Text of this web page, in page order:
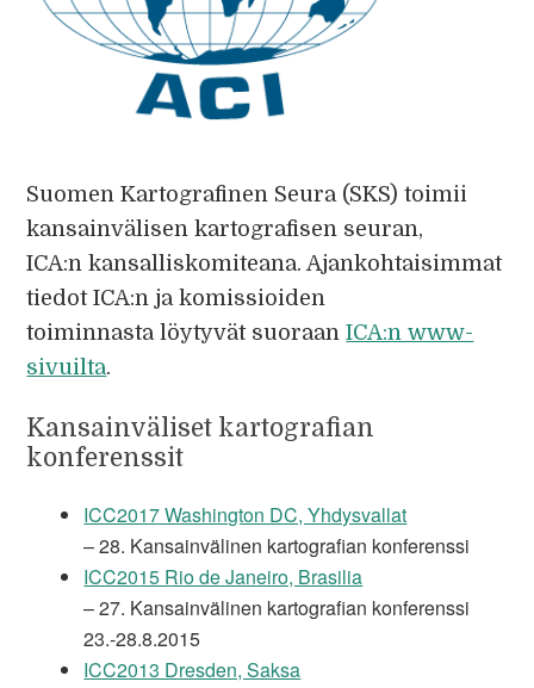
Suomen Kartografinen Seura (SKS) toimii
kansainvälisen kartografisen seuran,
ICA:n kansalliskomiteana. Ajankohtaisimmat
tiedot ICA:n ja komissioiden
toiminnasta löytyvät suoraanICA:n www-
sivuilta.
Kansainväliset kartografian
konferenssit
ICC2017 Washington DC, Yhdysvallat
– 28. Kansainvälinen kartografian konferenssi
ICC2015 Rio de Janeiro, Brasilia
– 27. Kansainvälinen kartografian konferenssi
23.-28.8.2015
ICC2013 Dresden, Saksa